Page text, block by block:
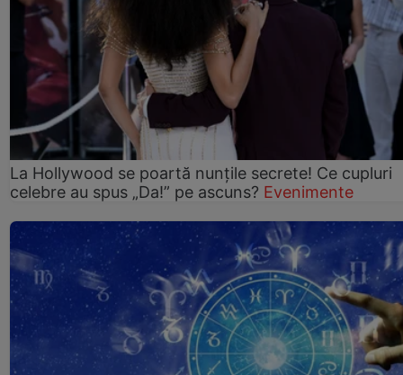
La Hollywood se poartă nunțile secrete! Ce cupluri
celebre au spus „Da!” pe ascuns? Evenimente